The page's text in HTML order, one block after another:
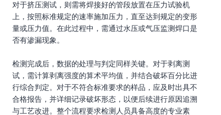
对于挤压测试，则需将焊接好的管段放置在压力试验机
上，按照标准规定的速率施加压力，直至达到规定的变形
量或压力值。在此过程中，需通过水压或气压监测焊口是
否有渗漏现象。
检测完成后，数据的处理与判定同样关键。对于剥离测
试，需计算剥离强度的算术平均值，并结合破坏百分比进
行综合判定。对于不符合标准要求的样品，应及时出具不
合格报告，并详细记录破坏形态，以便后续进行原因追溯
与工艺改进。整个流程要求检测人员具备高度的专业素